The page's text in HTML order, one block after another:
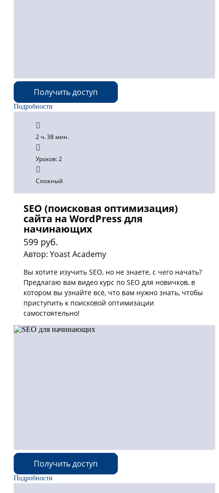
2 ч. 38 мин.
Уроков: 2
Сложный
Получить доступ
Подробности
SEO (поисковая оптимизация)
сайта на WordPress для
начинающих
599 руб.
Автор: Yoast Academy
Вы хотите изучить SEO, но не знаете, с чего начать?
Предлагаю вам видео курс по SEO для новичков, в
котором вы узнайте всё, что вам нужно знать, чтобы
приступить к поисковой оптимизации
самостоятельно!
Получить доступ
Подробности